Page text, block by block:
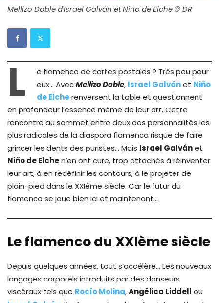
Mellizo Doble d'Israel Galván et Niño de Elche © DR
L
e flamenco de cartes postales ? Très peu pour
eux… AvecMellizo Doble, Israel Galvánet Niño
de Elcherenversent la table et questionnent
en profondeur l’essence même de leur art. Cette
rencontre au sommet entre deux des personnalités les
plus radicales de la diaspora flamenca risque de faire
grincer les dents des puristes… Mais Israel Galvánet
Niño de Elchen’en ont cure, trop attachés à réinventer
leur art, à en redéfinir les contours, à le projeter de
plain-pied dans le XXIème siècle. Car le futur du
flamenco se joue bien ici et maintenant…
Le flamenco du XXIème siècle
Depuis quelques années, tout s’accélère… Les nouveaux
langages corporels introduits par des danseurs
viscéraux tels que Rocío Molina,Angélica Liddell ou